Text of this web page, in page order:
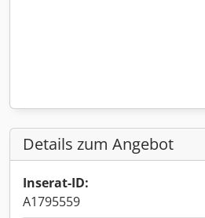
Details zum Angebot
Inserat-ID:
A1795559